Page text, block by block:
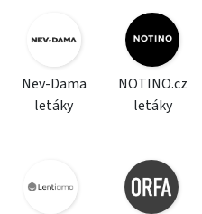
Nev-Dama
letáky
NOTINO.cz
letáky